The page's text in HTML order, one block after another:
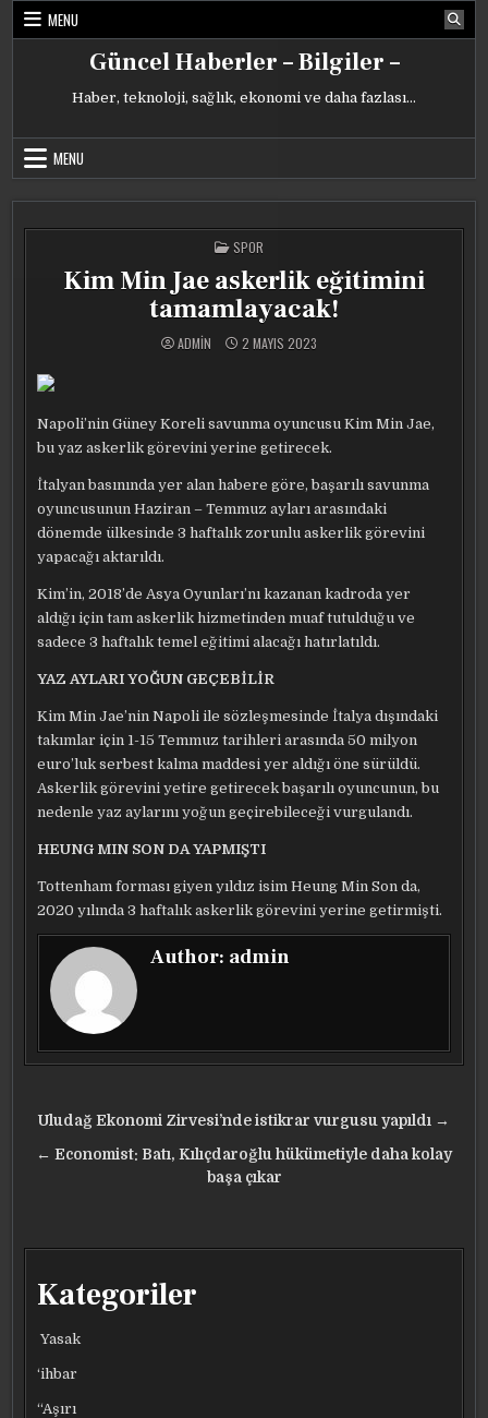
Skip
MENU
Güncel Haberler – Bilgiler –
Haber, teknoloji, sağlık, ekonomi ve daha fazlası…
MENU
POSTED
IN
SPOR
Kim Min Jae askerlik eğitimini
tamamlayacak!
ADMIN 2 MAYIS 2023
Napoli’nin Güney Koreli savunma oyuncusu Kim Min Jae,
bu yaz askerlik görevini yerine getirecek.
İtalyan basınında yer alan habere göre, başarılı savunma
oyuncusunun Haziran – Temmuz ayları arasındaki
dönemde ülkesinde 3 haftalık zorunlu askerlik görevini
yapacağı aktarıldı.
Kim’in, 2018’de Asya Oyunları’nı kazanan kadroda yer
aldığı için tam askerlik hizmetinden muaf tutulduğu ve
sadece 3 haftalık temel eğitimi alacağı hatırlatıldı.
YAZ AYLARI YOĞUN GEÇEBİLİR
Kim Min Jae’nin Napoli ile sözleşmesinde İtalya dışındaki
takımlar için 1-15 Temmuz tarihleri arasında 50 milyon
euro’luk serbest kalma maddesi yer aldığı öne sürüldü.
Askerlik görevini yetire getirecek başarılı oyuncunun, bu
nedenle yaz aylarını yoğun geçirebileceği vurgulandı.
HEUNG MIN SON DA YAPMIŞTI
Tottenham forması giyen yıldız isim Heung Min Son da,
2020 yılında 3 haftalık askerlik görevini yerine getirmişti.
Author: admin
Yazı
gezinmesi
Uludağ Ekonomi Zirvesi’nde istikrar vurgusu yapıldı →
← Economist: Batı, Kılıçdaroğlu hükümetiyle daha kolay
başa çıkar
Kategoriler
Yasak
‘ihbar
“Aşırı